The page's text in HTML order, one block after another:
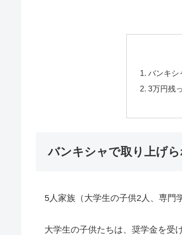
バンキシ
3万円残
バンキシャで取り上げ
5人家族（大学生の子供2人、専門
大学生の子供たちは、奨学金を受